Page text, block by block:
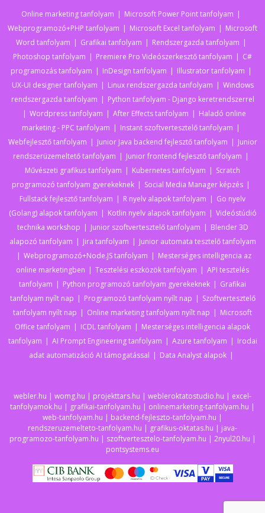
Online marketing tanfolyam
Microsoft Power Point tanfolyam
Webprogramozó+PHP tanfolyam
Microsoft Excel tanfolyam
Microsoft
Word tanfolyam
Grafikai tanfolyam
Rendszergazda tanfolyam
Photoshop tanfolyam
Premiere Pro Videószerkesztő tanfolyam
C#
programozás tanfolyam
InDesign tanfolyam
Illustrator tanfolyam
UX-UI designer tanfolyam
Linux rendszergazda tanfolyam
Windows
rendszergazda tanfolyam
Python tanfolyam - Django keretrendszerrel
Wordpress tanfolyam
After Effects tanfolyam
Haladó online
marketing - PPC tanfolyam
Instant szoftvertesztelő tanfolyam
Webfejlesztő tanfolyam
Junior Java backend fejlesztő tanfolyam
Junior
rendszerüzemeltető tanfolyam
Junior frontend fejlesztő tanfolyam
Művészeti grafikus tanfolyam
Kubernetes tanfolyam
Scratch
programozó tanfolyam gyerekeknek
Social Media Manager képzés
Fullstack fejlesztő tanfolyam
R nyelv alapok tanfolyam
Go nyelv
(Golang) alapok tanfolyam
Kotlin nyelv alapok tanfolyam
Videóstúdió
technika workshop
Junior szoftvertesztelő tanfolyam
Blender 3D
alapozó tanfolyam
Jira tanfolyam
Junior automata tesztelő tanfolyam
Webprogramozó+Node.JS tanfolyam
Mesterséges intelligencia az
online marketingben
Tesztelési eszközök tanfolyam
API tesztelés
tanfolyam
Python programozó tanfolyam gyerekeknek
Grafikai
tanfolyam nyílt nap
Programozó tanfolyam nyílt nap
Szoftvertesztelő
tanfolyam nyílt nap
Online marketing tanfolyam nyílt nap
Microsoft
Office tanfolyam
ICDL tanfolyam
Mesterséges intelligencia alapok
tanfolyam
AI Prompt Engineering tanfolyam Azure tanfolyam
Irodai
adat automatizáció AI támogatással
Data Analyst alapok
webler.hu | womg.hu | projekttars.hu | webleroktatostudio.hu | excel-
tanfolyamok.hu | grafikai-tanfolyam.hu | onlinemarketing-tanfolyam.hu |
web-tanfolyam.hu | backend-fejleszto-tanfolyam.hu |
rendszeruzemelteto-tanfolyam.hu | grafikus-oktatas.hu | java-
programozo-tanfolyam.hu | szoftvertesztelo-tanfolyam.hu | 2nyul20.hu |
pontsystems.eu